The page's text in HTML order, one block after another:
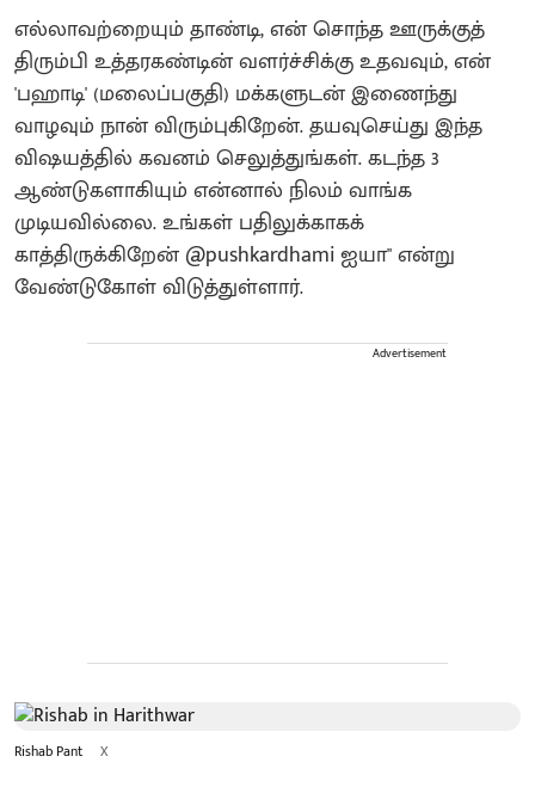
எல்லாவற்றையும் தாண்டி, என் சொந்த ஊருக்குத்
திரும்பி உத்தரகண்டின் வளர்ச்சிக்கு உதவவும், என்
'பஹாடி' (மலைப்பகுதி) மக்களுடன் இணைந்து
வாழவும் நான் விரும்புகிறேன். தயவுசெய்து இந்த
விஷயத்தில் கவனம் செலுத்துங்கள். கடந்த 3
ஆண்டுகளாகியும் என்னால் நிலம் வாங்க
முடியவில்லை. உங்கள் பதிலுக்காகக்
காத்திருக்கிறேன் @pushkardhami ஐயா" என்று
வேண்டுகோள் விடுத்துள்ளார்.
Advertisement
Rishab Pant X